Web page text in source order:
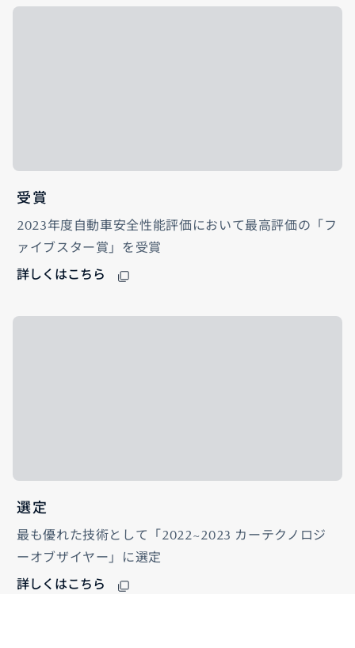
受賞
2023年度自動車安全性能評価において最高評価の「フ
ァイブスター賞」を受賞
詳しくはこちら
選定
最も優れた技術として「2022~2023 カーテクノロジ
ーオブザイヤー」に選定
詳しくはこちら